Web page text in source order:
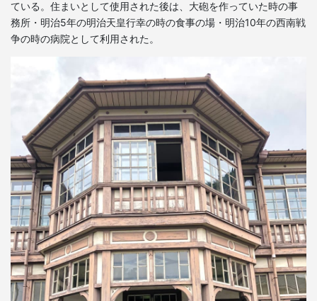
ている。住まいとして使用された後は、大砲を作っていた時の事
務所・明治5年の明治天皇行幸の時の食事の場・明治10年の西南戦
争の時の病院として利用された。